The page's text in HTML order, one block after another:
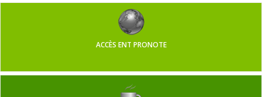
ACCÈS ENT PRONOTE